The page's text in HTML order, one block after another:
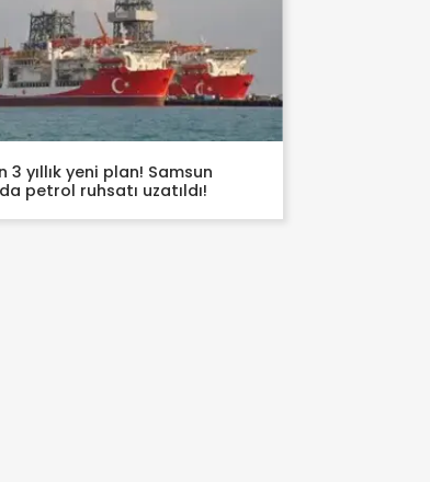
3 yıllık yeni plan! Samsun
petrol ruhsatı uzatıldı!